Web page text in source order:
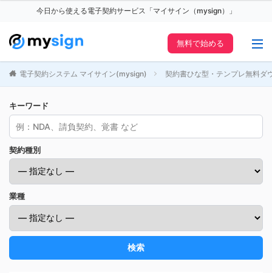
今日から使える電子契約サービス「マイサイン（mysign）」
無料で始める
電子契約システム マイサイン(mysign) 契約書ひな型・テンプレ無料ダ
キーワード
契約種別
業種
検索